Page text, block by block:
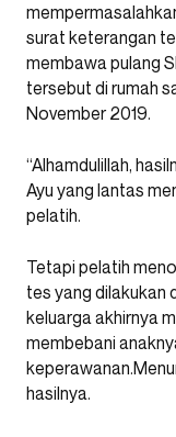
surat keterangan
membawa pulang
tersebut di rumah
November 2019.
“Alhamdulillah,
Ayu yang lantas
pelatih.
Tetapi pelatih
tes yang dilakukan
keluarga akhirnya
membebani
hasilnya.